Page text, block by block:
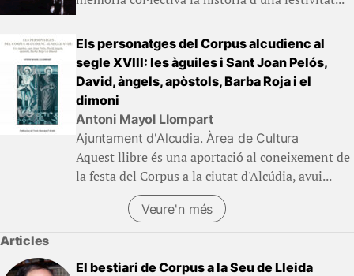
Els personatges del Corpus alcudienc al
segle XVIII: les àguiles i Sant Joan Pelós,
David, àngels, apòstols, Barba Roja i el
dimoni
Antoni Mayol Llompart
Ajuntament d'Alcudia. Àrea de Cultura
Aquest llibre és una aportació al coneixement de
la festa del Corpus a la ciutat d'Alcúdia, avui...
Veure'n més
Articles
El bestiari de Corpus a la Seu de Lleida